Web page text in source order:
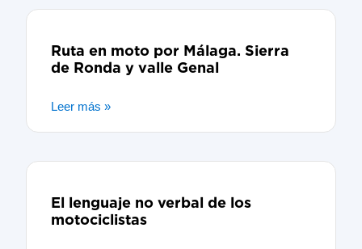
Ruta en moto por Málaga. Sierra
de Ronda y valle Genal
Leer más »
El lenguaje no verbal de los
motociclistas